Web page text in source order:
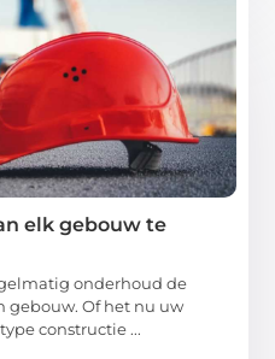
elk gebouw te
onderhoud de
gebouw. Of het nu uw
constructie ...